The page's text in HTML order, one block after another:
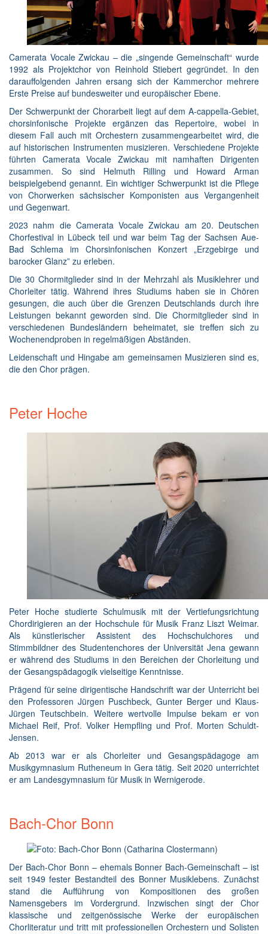
Camerata Vocale Zwickau – die „singende Gemeinschaft“ wurde
1992 als Projektchor von Reinhold Stiebert gegründet. In den
darauffolgenden Jahren ersang sich der Kammerchor mehrere
Erste Preise auf bundesweiter und europäischer Ebene.
Der Schwerpunkt der Chorarbeit liegt auf dem A-cappella-Gebiet,
chorsinfonische Projekte ergänzen das Repertoire, wobei in
diesem Fall auch mit Orchestern zusammengearbeitet wird, die
auf historischen Instrumenten musizieren. Verschiedene Projekte
führten Camerata Vocale Zwickau mit namhaften Dirigenten
zusammen. So sind Helmuth Rilling und Howard Arman
beispielgebend genannt. Ein wichtiger Schwerpunkt ist die Pflege
von Chorwerken sächsischer Komponisten aus Vergangenheit
und Gegenwart.
2023 nahm die Camerata Vocale Zwickau am 20. Deutschen
Chorfestival in Lübeck teil und war beim Tag der Sachsen Aue-
Bad Schlema im Chorsinfonischen Konzert „Erzgebirge und
barocker Glanz” zu erleben.
Die 30 Chormitglieder sind in der Mehrzahl als Musiklehrer und
Chorleiter tätig. Während ihres Studiums haben sie in Chören
gesungen, die auch über die Grenzen Deutschlands durch ihre
Leistungen bekannt geworden sind. Die Chormitglieder sind in
verschiedenen Bundesländern beheimatet, sie treffen sich zu
Wochenendproben in regelmäßigen Abständen.
Leidenschaft und Hingabe am gemeinsamen Musizieren sind es,
die den Chor prägen.
Peter Hoche
Peter Hoche studierte Schulmusik mit der Vertiefungsrichtung
Chordirigieren an der Hochschule für Musik Franz Liszt Weimar.
Als künstlerischer Assistent des Hochschulchores und
Stimmbildner des Studentenchores der Universität Jena gewann
er während des Studiums in den Bereichen der Chorleitung und
der Gesangspädagogik vielseitige Kenntnisse.
Prägend für seine dirigentische Handschrift war der Unterricht bei
den Professoren Jürgen Puschbeck, Gunter Berger und Klaus-
Jürgen Teutschbein. Weitere wertvolle Impulse bekam er von
Michael Reif, Prof. Volker Hempfling und Prof. Morten Schuldt-
Jensen.
Ab 2013 war er als Chorleiter und Gesangspädagoge am
Musikgymnasium Rutheneum in Gera tätig. Seit 2020 unterrichtet
er am Landesgymnasium für Musik in Wernigerode.
Bach-Chor Bonn
Der Bach-Chor Bonn – ehemals Bonner Bach-Gemeinschaft – ist
seit 1949 fester Bestandteil des Bonner Musiklebens. Zunächst
stand die Aufführung von Kompositionen des großen
Namensgebers im Vordergrund. Inzwischen singt der Chor
klassische und zeitgenössische Werke der europäischen
Chorliteratur und tritt mit professionellen Orchestern und Solisten